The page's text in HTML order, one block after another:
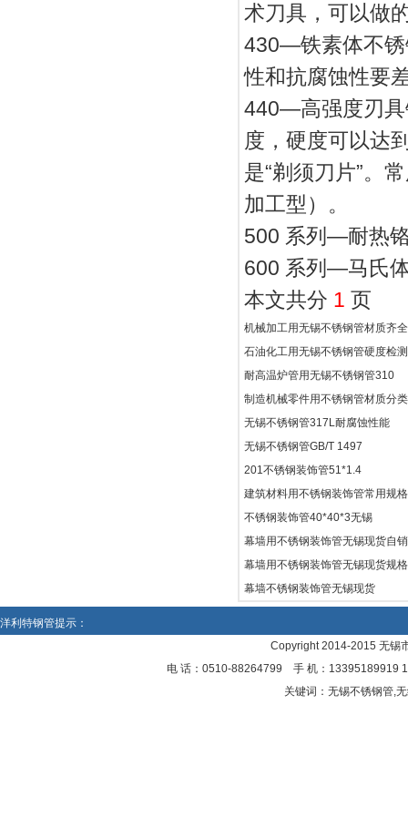
术刀具，可以做
430—铁素体不锈
性和抗腐蚀性要
440—高强度刃具
度，硬度可以达
是“剃须刀片”。
加工型）。
500 系列—耐热
600 系列—马氏
本文共分 1 页
机械加工用无锡不锈钢管材质齐全
石油化工用无锡不锈钢管硬度检测
耐高温炉管用无锡不锈钢管310
制造机械零件用不锈钢管材质分类
无锡不锈钢管317L耐腐蚀性能
无锡不锈钢管GB/T 1497
201不锈钢装饰管51*1.4
建筑材料用不锈钢装饰管常用规格
不锈钢装饰管40*40*3无锡
幕墙用不锈钢装饰管无锡现货自销
幕墙用不锈钢装饰管无锡现货规格
幕墙不锈钢装饰管无锡现货
洋利特钢管提示：
Copyright 2014-2015 无
电 话：0510-88264799 手 机：13395189919
关键词：无锡不锈钢管,